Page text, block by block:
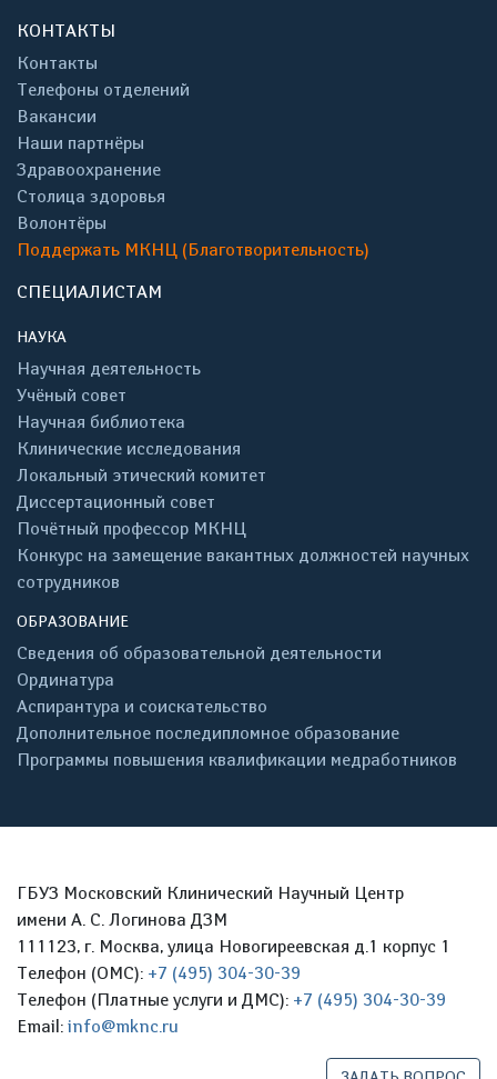
КОНТАКТЫ
Контакты
Телефоны отделений
Вакансии
Наши партнёры
Здравоохранение
Столица здоровья
Волонтёры
Поддержать МКНЦ (Благотворительность)
СПЕЦИАЛИСТАМ
НАУКА
Научная деятельность
Учёный совет
Научная библиотека
Клинические исследования
Локальный этический комитет
Диссертационный совет
Почётный профессор МКНЦ
Конкурс на замещение вакантных должностей научных
сотрудников
ОБРАЗОВАНИЕ
Сведения об образовательной деятельности
Ординатура
Аспирантура и соискательство
Дополнительное последипломное образование
Программы повышения квалификации медработников
ГБУЗ Московский Клинический Научный Центр
имени А. С. Логинова ДЗМ
111123, г. Москва, улица Новогиреевская д.1 корпус 1
Телефон (ОМС): +7 (495) 304-30-39
Телефон (Платные услуги и ДМС): +7 (495) 304-30-39
Email: info@mknc.ru